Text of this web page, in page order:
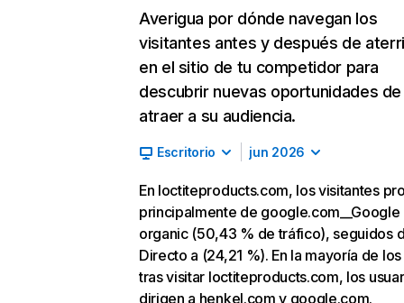
Averigua por dónde navegan los
visitantes antes y después de
en el sitio de tu competidor para
descubrir nuevas oportunidades de
atraer a su audiencia.
Escritorio jun 2026
En loctiteproducts.com, los visitantes
principalmente de google.com__Google
organic (50,43 % de tráfico), seguidos
Directo a (24,21 %). En la mayoría de
tras visitar loctiteproducts.com, los
dirigen a henkel.com y google.com.